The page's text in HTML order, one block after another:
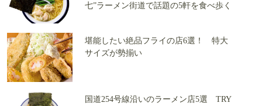
七”ラーメン街道で話題の5軒を食べ歩く
堪能したい絶品フライの店6選！ 特大
サイズが勢揃い
国道254号線沿いのラーメン店5選 TRY